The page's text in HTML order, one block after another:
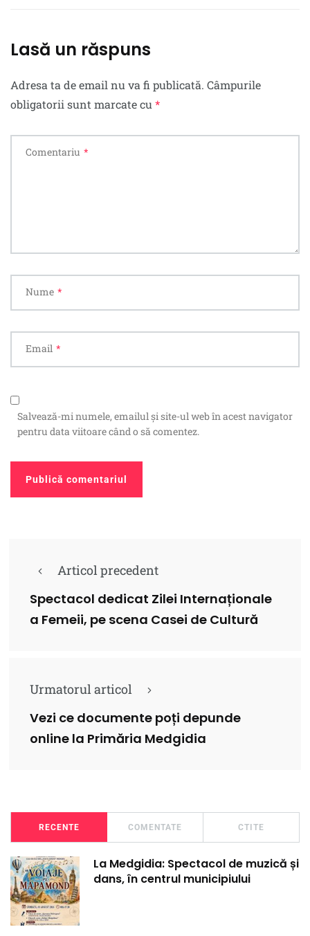
Lasă un răspuns
Adresa ta de email nu va fi publicată. Câmpurile
obligatorii sunt marcate cu*
Comentariu *
Nume *
Email *
Salvează-mi numele, emailul și site-ul web în acest navigator
pentru data viitoare când o să comentez.
Articol precedent
Spectacol dedicat Zilei Internaționale
a Femeii, pe scena Casei de Cultură
Urmatorul articol
Vezi ce documente poți depunde
online la Primăria Medgidia
RECENTE COMENTATE CTITE
La Medgidia: Spectacol de muzică și
dans, în centrul municipiului